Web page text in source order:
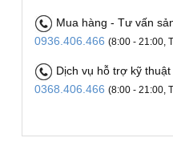
Mua hàng - Tư vấn
0936.406.466 (8:00 - 21:00,
Dịch vụ hỗ trợ kỹ thuật
0368.406.466 (8:00 - 21:00,